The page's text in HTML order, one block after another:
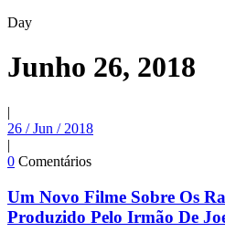
Day
Junho 26, 2018
|
26 / Jun / 2018
|
0 Comentários
Um Novo Filme Sobre Os
Produzido Pelo Irmão De